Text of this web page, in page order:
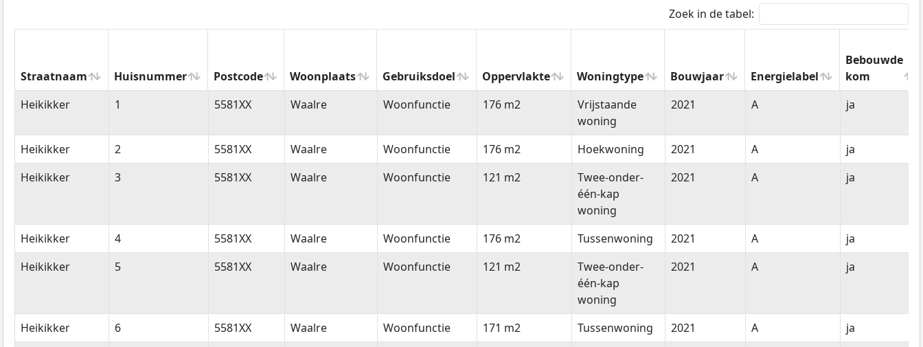
Zoek in de tabel:
Straatnaam Huisnummer Postcode Woonplaats Gebruiksdoel Oppervlakte Woningtype Bouwjaar Energielabel
Bebouwde
kom
Straatnaam
Huisnummer Postcode Woonplaats Gebruiksdoel Oppervlakte Woningtype Bouwjaar Energielabel
Bebouwde
kom
Heikikker 1 5581XX Waalre Woonfunctie 176 m2
Vrijstaande
woning
2021 A ja
Heikikker 2 5581XX Waalre Woonfunctie 176 m2 Hoekwoning 2021 A
ja
Heikikker
3 5581XX Waalre Woonfunctie 121 m2
Twee-onder-
één-kap
woning
2021 A ja
Heikikker 4 5581XX Waalre Woonfunctie 176 m2 Tussenwoning 2021 A
ja
Heikikker
5 5581XX Waalre Woonfunctie 121 m2
Twee-onder-
één-kap
woning
2021 A ja
Heikikker 6 5581XX Waalre Woonfunctie 171 m2 Tussenwoning 2021 A
ja